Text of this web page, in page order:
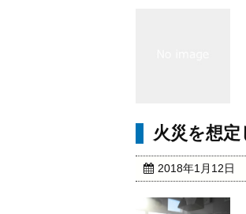
火災を想
2018年1月12日